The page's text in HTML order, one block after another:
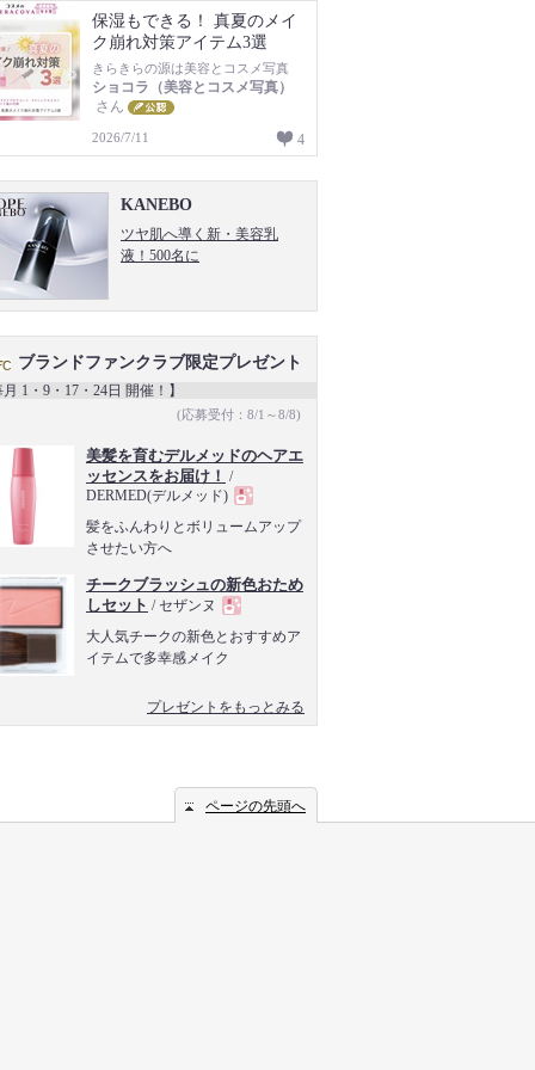
保湿もできる！ 真夏のメイ
ク崩れ対策アイテム3選
きらきらの源は美容とコスメ写真
ショコラ（美容とコスメ写真）
さん
2026/7/11 4
KANEBO
ツヤ肌へ導く新・美容乳
液！500名に
ブランドファンクラブ限定プレゼント
1・9・17・24日 開催！】
(応募受付：8/1～8/8)
美髪を育むデルメッドのヘアエ
ッセンスをお届け！ /
DERMED(デルメッド)
髪をふんわりとボリュームアップ
させたい方へ
チークブラッシュの新色おため
しセット / セザンヌ
現
品
大人気チークの新色とおすすめア
イテムで多幸感メイク
プレゼントをもっとみる
ページの先頭へ